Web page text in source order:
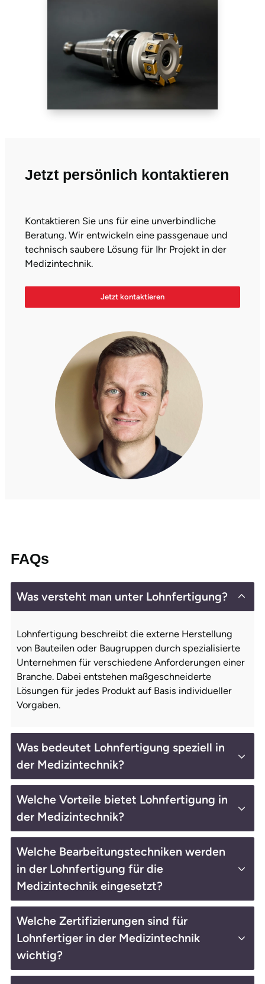
Jetzt persönlich kontaktieren
Kontaktieren Sie uns für eine unverbindliche
Beratung. Wir entwickeln eine passgenaue und
technisch saubere Lösung für Ihr Projekt in der
Medizintechnik.
Jetzt kontaktieren
FAQs
Was versteht man unter Lohnfertigung?
Lohnfertigung beschreibt die externe Herstellung
von Bauteilen oder Baugruppen durch spezialisierte
Unternehmen für verschiedene Anforderungen einer
Branche. Dabei entstehen maßgeschneiderte
Lösungen für jedes Produkt auf Basis individueller
Vorgaben.
Was bedeutet Lohnfertigung speziell in
der Medizintechnik?
Welche Vorteile bietet Lohnfertigung in
der Medizintechnik?
Welche Bearbeitungstechniken werden
in der Lohnfertigung für die
Medizintechnik eingesetzt?
Welche Zertifizierungen sind für
Lohnfertiger in der Medizintechnik
wichtig?